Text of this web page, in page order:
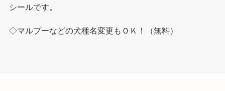
シールです。
◇マルプーなどの犬種名変更もＯＫ！（無料）